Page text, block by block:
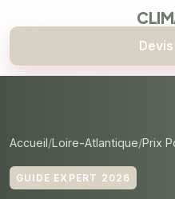
Accueil Loire-Atlantique Prix
GUIDE EXPERT 2026